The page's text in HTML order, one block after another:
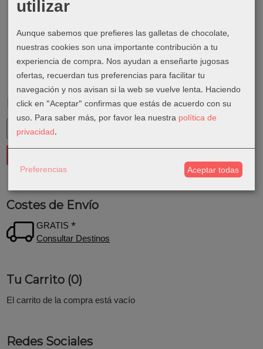
Marcas
Costes de Envío
GRATIS *
Consultar Destinos
Tu Carrito (0)
El carrito de la compra está vacío
Redes Sociales
utilizar
Aunque sabemos que prefieres las galletas de chocolate,
nuestras cookies son una importante contribución a tu
experiencia de compra. Nos ayudan a enseñarte jugosas
ofertas, recuerdan tus preferencias para facilitar tu
navegación y nos avisan si la web se vuelve lenta. Haciendo
click en "Aceptar" confirmas que estás de acuerdo con su
uso. Para saber más, por favor lea nuestra política de
privacidad.
Preferencias Aceptar todas